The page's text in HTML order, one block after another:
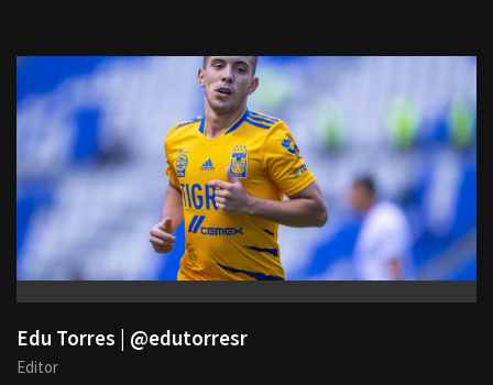
Edu Torres | @edutorresr
Editor